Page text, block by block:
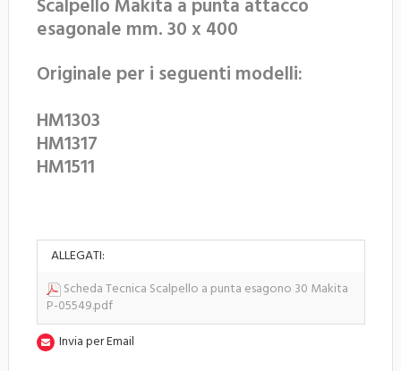
Scalpello Makita a punta attacco
esagonale mm. 30 x 400
Originale per i seguenti modelli:
HM1303
HM1317
HM1511
ALLEGATI:
Scheda Tecnica Scalpello a punta esagono 30 Makita
P-05549.pdf
Invia per Email